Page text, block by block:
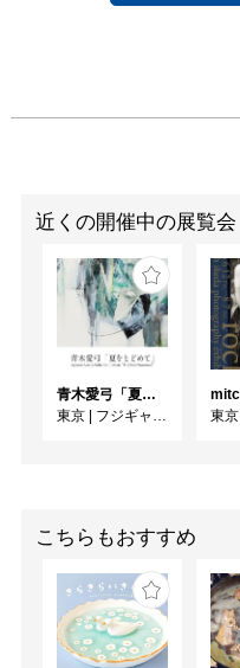
近くの開催中の展覧会
青木愛弓「夏をとどめて」
東京
フジギャラリー新宿
東京
こちらもおすすめ